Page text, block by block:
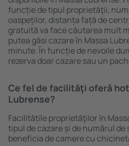
funcție de tipul proprietăţii,
oaspeților, distanța față de
gratuită va face căutarea mult
putea găsi cazare în Massa
minute. În funcție de nevoile
rezerva doar cazare sau un
Ce fel de facilităţi oferă
Lubrense?
Facilitățile proprietăţilor în
tipul de cazare și de numărul de
beneficia de camere cu